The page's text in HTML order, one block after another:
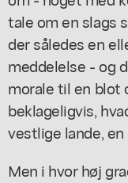
tale om en slags
der således en
meddelelse - og
morale til en blot
beklageligvis,
vestlige lande,
Men i hvor høj